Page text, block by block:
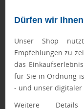
Dürfen wir
Unser Shop
Empfehlungen zu
das
für Sie in Ordnung
- und unser digitaler
Weitere
Nur Produkte, die
Ewa Engel,